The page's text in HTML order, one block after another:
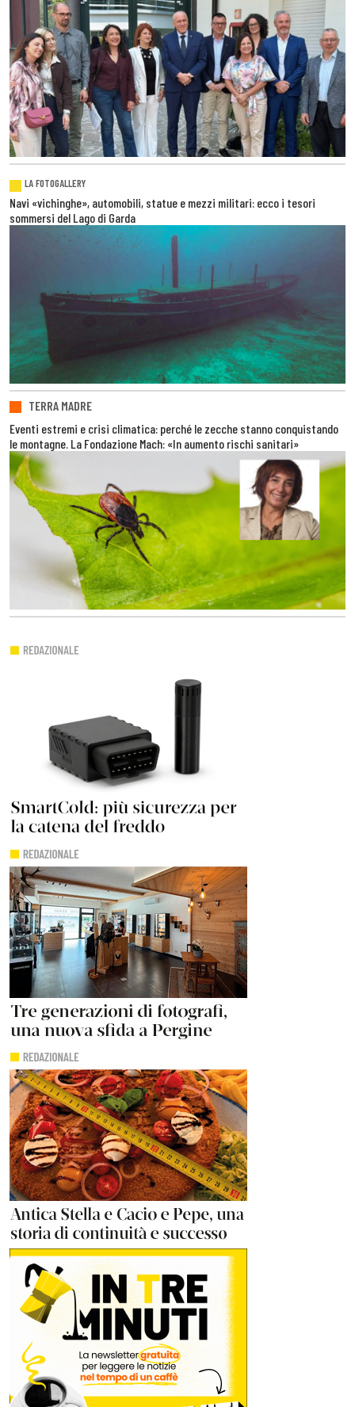
LA FOTOGALLERY
Navi «vichinghe», automobili, statue e mezzi militari: ecco i tesori
sommersi del Lago di Garda
TERRA MADRE
Eventi estremi e crisi climatica: perché le zecche stanno conquistando
le montagne. La Fondazione Mach: «In aumento rischi sanitari»